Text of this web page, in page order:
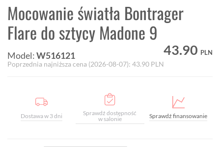
Mocowanie światła Bontrager
Flare do sztycy Madone 9
Model:W516121 43.90 PLN
Poprzednia najniższa cena (2026-08-07): 43.90 PLN
Dostawa w 3 dni
Sprawdź dostępność
w salonie
Sprawdź finansowanie